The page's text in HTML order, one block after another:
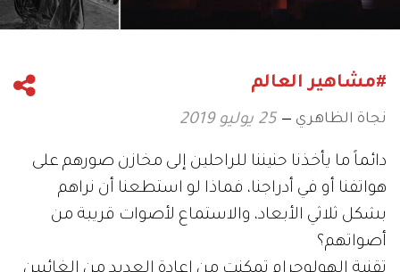
#مشاهير العالم
نجاة الظاهري 25 يوليو 2019
دائماً ما يأخذنا حنيننا للراحلين إلى مخازن صورهم على
هواتفنا أو في أدراجنا، فماذا لو استطعنا أن نراهم
بشكل ثلاثي الأبعاد، والاستماع لأصوات قريبة من
أصواتهم؟